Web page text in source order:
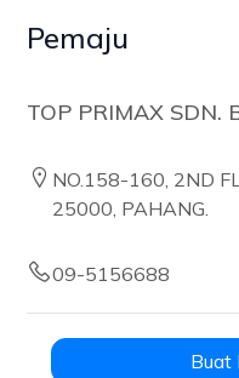
Pemaju
TOP PRIMAX SDN.
NO.158-160, 2ND
25000, PAHANG.
09-5156688
Buat